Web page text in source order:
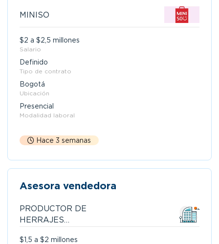
MINISO
$2 a $2,5 millones
Salario
Definido
Tipo de contrato
Bogotá
Ubicación
Presencial
Modalidad laboral
Hace 3 semanas
Asesora vendedora
PRODUCTOR DE
HERRAJES
$1,5 a $2 millones